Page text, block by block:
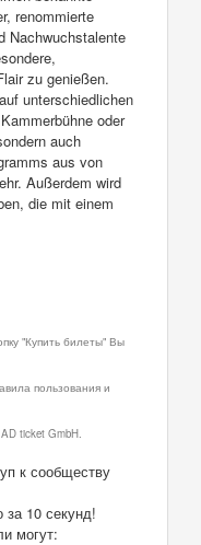
renommierte
Nachwuchstalente
zu genießen.
unterschiedlichen
oder
auch
aus von
Außerdem wird
die mit einem
"Купить билеты" Вы
пользования и
ticket GmbH.
к сообществу
за 10 секунд!
могут: